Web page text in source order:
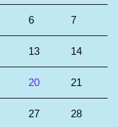
6 7
13 14
20 21
27 28